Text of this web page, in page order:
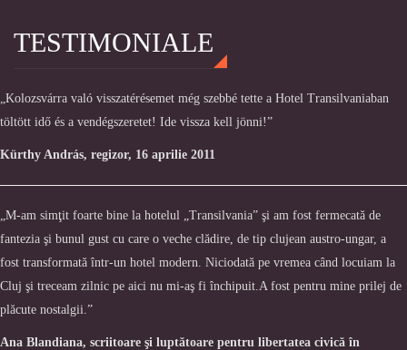
TESTIMONIALE
„Kolozsvárra való visszatérésemet még szebbé tette a Hotel Transilvaniaban
töltött idő és a vendégszeretet! Ide vissza kell jönni!”
Kürthy András, regizor, 16 aprilie 2011
„M-am simţit foarte bine la hotelul „Transilvania” şi am fost fermecată de
fantezia şi bunul gust cu care o veche clădire, de tip clujean austro-ungar, a
fost transformată într-un hotel modern. Niciodată pe vremea când locuiam la
Cluj şi treceam zilnic pe aici nu mi-aş fi închipuit.A fost pentru mine prilej de
plăcute nostalgii.”
Ana Blandiana, scriitoare şi luptătoare pentru libertatea civică în